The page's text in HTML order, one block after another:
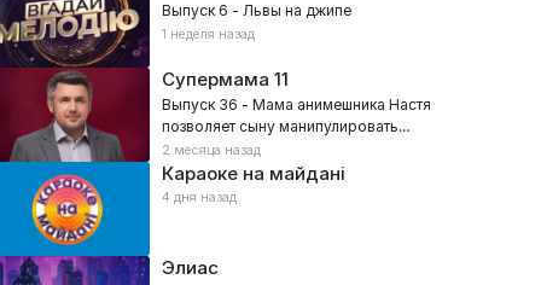
Выпуск 6 - Львы на джипе
1 неделя назад
Супермама 11
Выпуск 36 - Мама анимешника Настя
позволяет сыну манипулировать
собой?
2 месяца назад
Караоке на майдані
4 дня назад
Элиас